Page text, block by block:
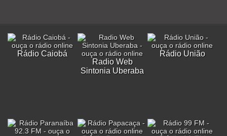
Rádio Caiobá
Radio Web
Sintonia Uberaba
Rádio União